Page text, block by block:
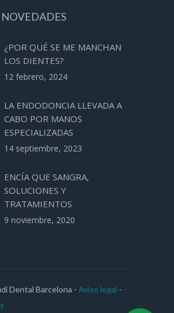
¿POR QUÉ SE ME MANCHAN
LOS DIENTES?
12 febrero, 2024
LA ENDODONCIA LLEVADA A
CABO POR MANOS
ESPECIALIZADAS
14 septiembre, 2023
ENCÍA QUE SANGRA,
SOLUCIONES Y
TRATAMIENTOS
9 noviembre, 2020
Dental Barcelona - Aviso legal -